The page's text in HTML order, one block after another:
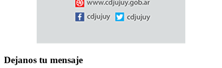
Dejanos tu mensaje